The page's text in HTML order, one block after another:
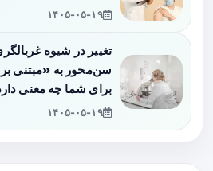
۱۴۰۵-۰۵-۱۹
تغییر در شیوه
سن‌محور به «مبتنی
برای شما چه معنی
۱۴۰۵-۰۵-۱۹